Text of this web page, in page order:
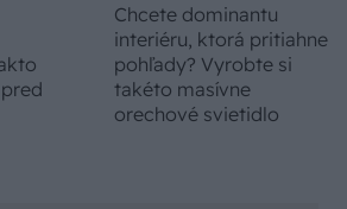
Chcete dominantu
interiéru, ktorá pritiahne
pohľady? Vyrobte si
takéto masívne
orechové svietidlo